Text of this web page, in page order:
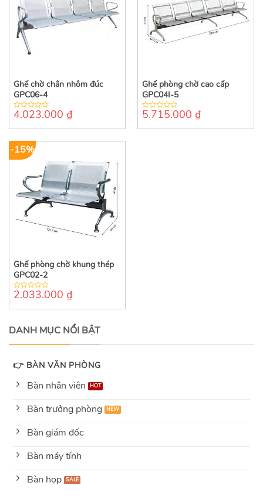
Ghế chờ chân nhôm đúc
GPC06-4
0
of
4.023.000 ₫
Ghế phòng chờ cao cấp
GPC04I-5
0
of
5.715.000 ₫
-15%
Ghế phòng chờ khung thép
GPC02-2
0
of
2.033.000 ₫
DANH MỤC NỔI BẬT
👉 BÀN VĂN PHÒNG
Bàn nhân viên
Bàn trưởng phòng
Bàn giám đốc
Bàn máy tính
Bàn họp